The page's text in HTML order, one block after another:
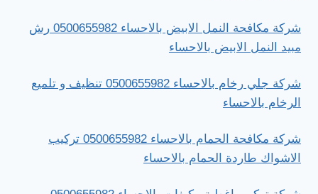
شركة مكافحة النمل الابيض بالاحساء 0500655982 رش
مبيد النمل الابيض بالاحساء
شركة جلي رخام بالاحساء 0500655982 تنظيف و تلميع
الرخام بالاحساء
شركة مكافحة الحمام بالاحساء 0500655982 تركيب
الاشواك طاردة الحمام بالاحساء